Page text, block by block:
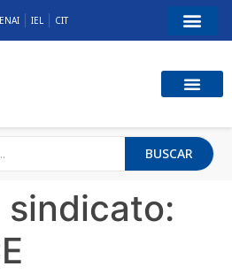
IEL CIT
BUSCAR
sindicato: